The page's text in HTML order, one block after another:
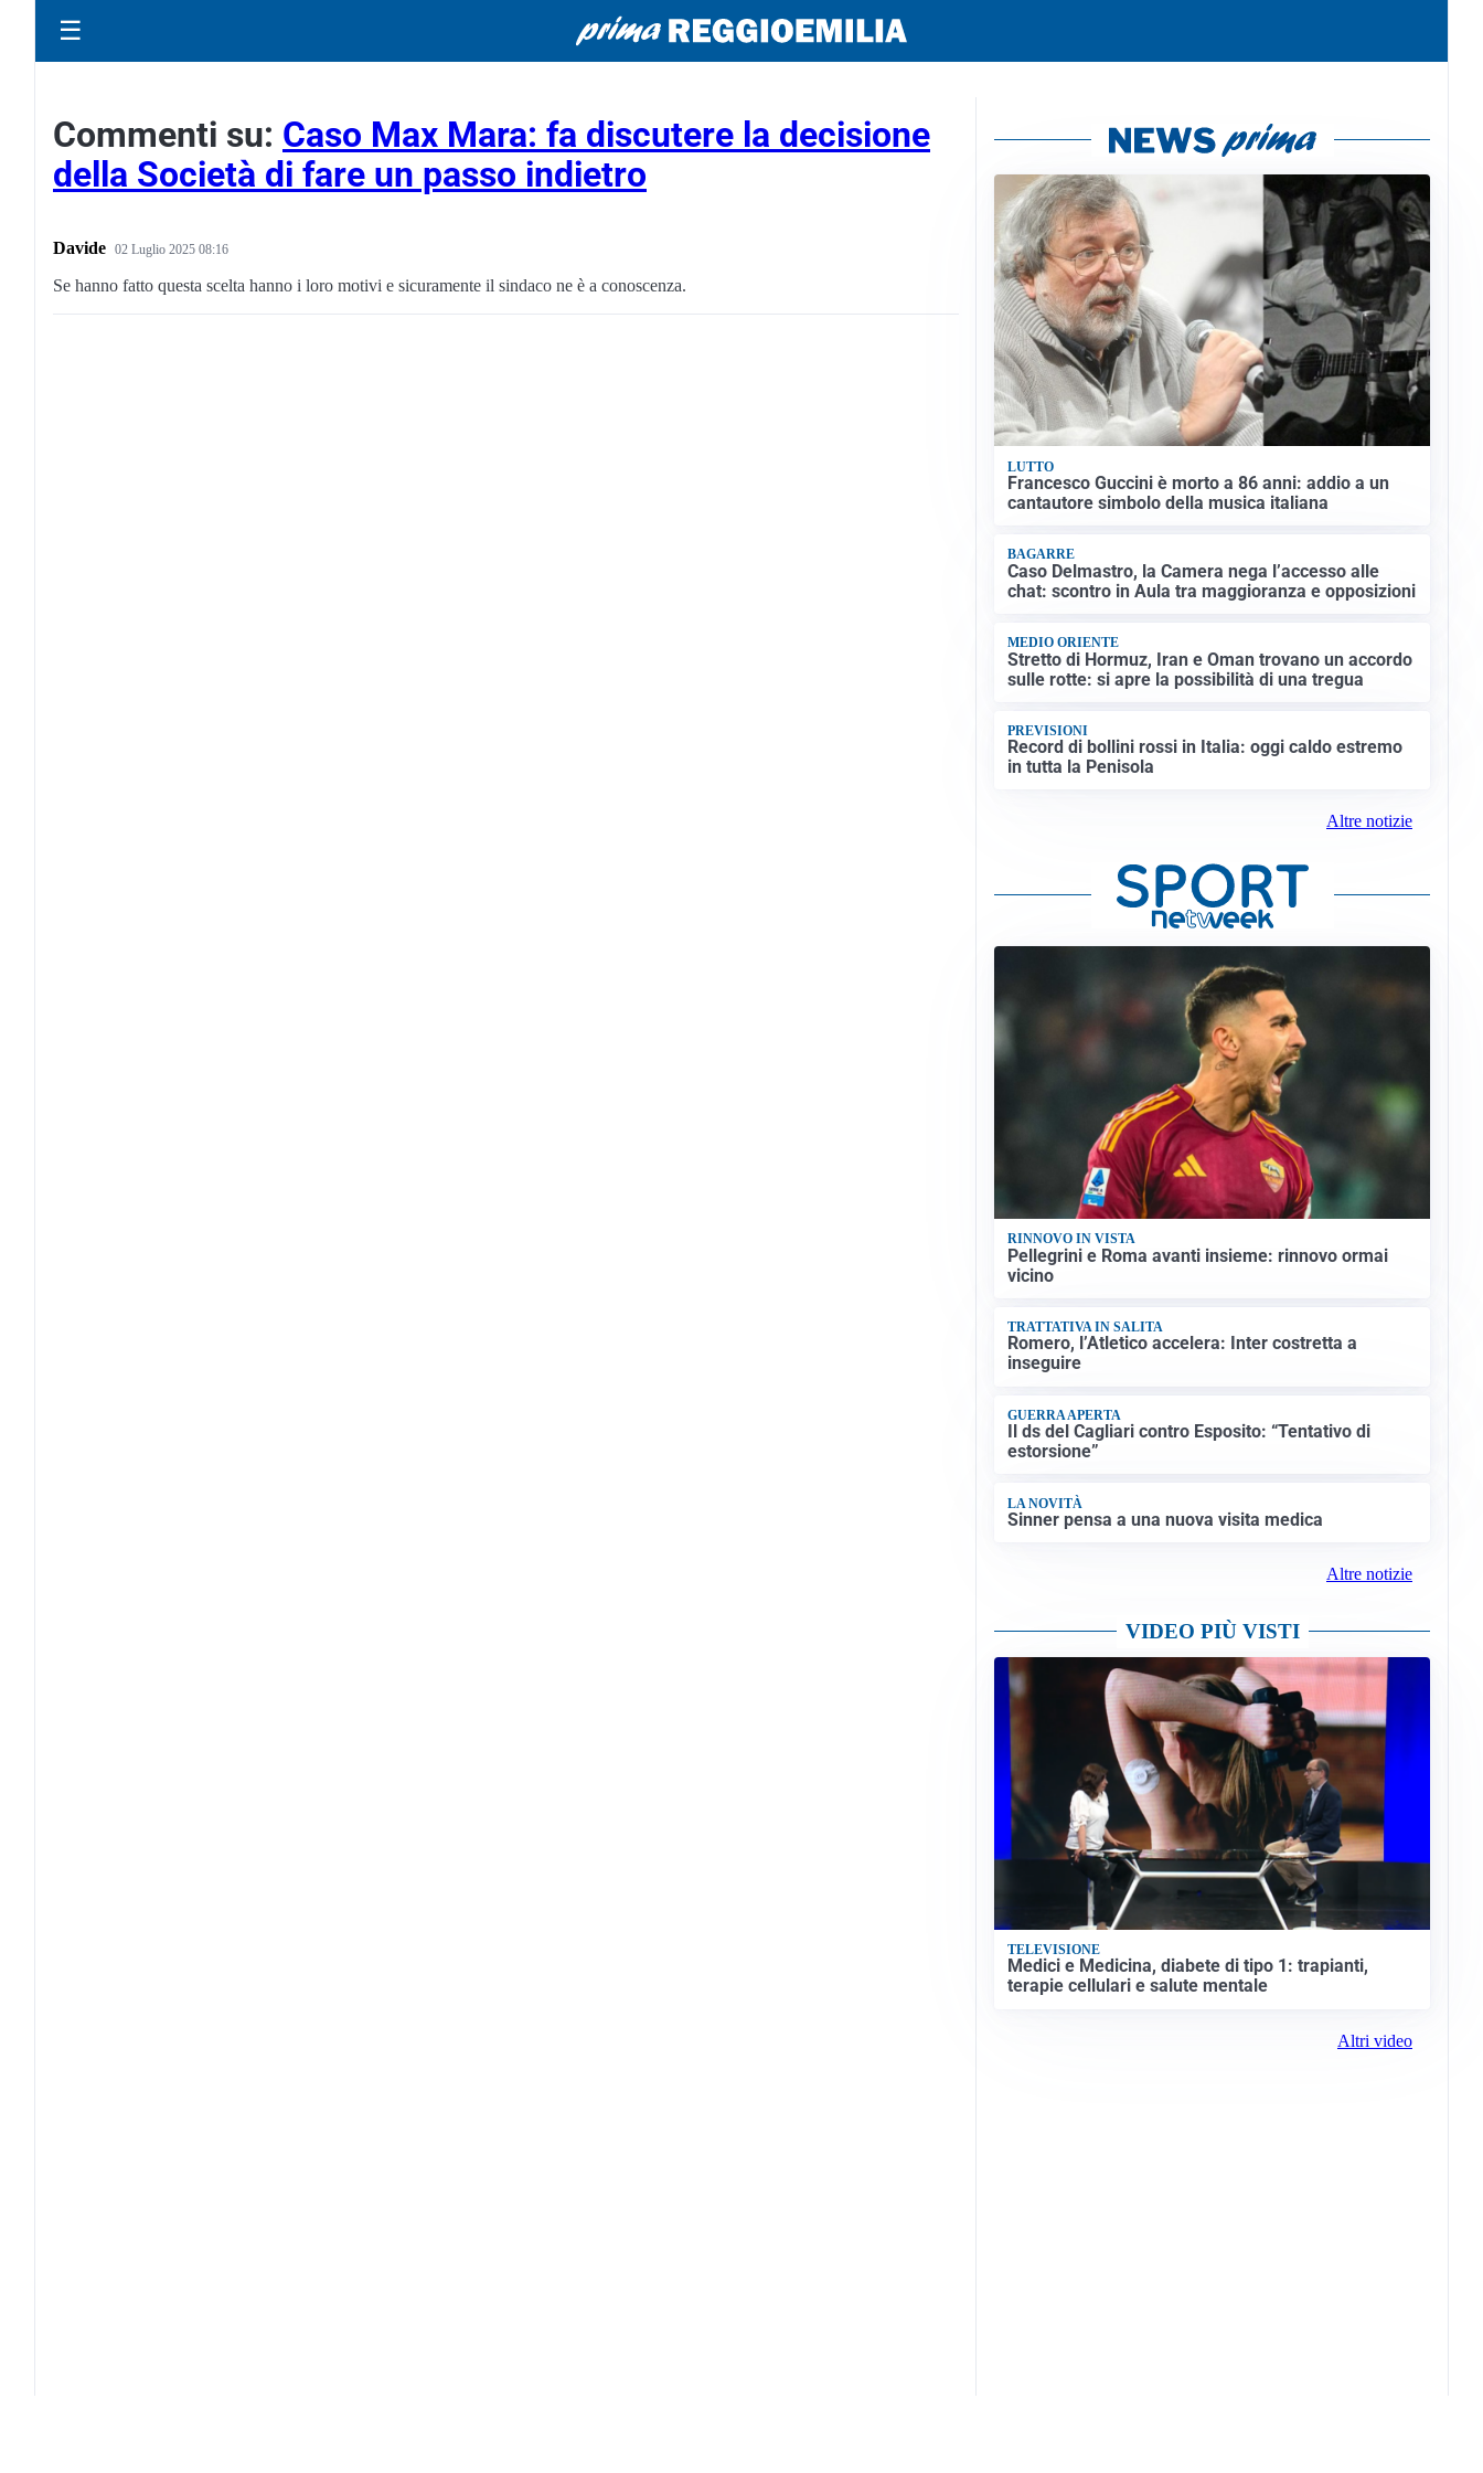
☰
Commenti su: Caso Max Mara: fa discutere la decisione
della Società di fare un passo indietro
Davide 02 Luglio 2025 08:16
Se hanno fatto questa scelta hanno i loro motivi e sicuramente il sindaco ne è a conoscenza.
LUTTO
Francesco Guccini è morto a 86 anni: addio a un
cantautore simbolo della musica italiana
BAGARRE
Caso Delmastro, la Camera nega l’accesso alle
chat: scontro in Aula tra maggioranza e opposizioni
MEDIO ORIENTE
Stretto di Hormuz, Iran e Oman trovano un accordo
sulle rotte: si apre la possibilità di una tregua
PREVISIONI
Record di bollini rossi in Italia: oggi caldo estremo
in tutta la Penisola
Altre notizie
RINNOVO IN VISTA
Pellegrini e Roma avanti insieme: rinnovo ormai
vicino
TRATTATIVA IN SALITA
Romero, l’Atletico accelera: Inter costretta a
inseguire
GUERRA APERTA
Il ds del Cagliari contro Esposito: “Tentativo di
estorsione”
LA NOVITÀ
Sinner pensa a una nuova visita medica
Altre notizie
VIDEO PIÙ VISTI
TELEVISIONE
Medici e Medicina, diabete di tipo 1: trapianti,
terapie cellulari e salute mentale
Altri video